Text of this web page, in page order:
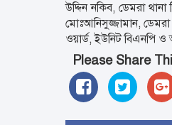
উদ্দিন নকিব, ডেমরা
মোঃআনিসুজ্জামান,
ওয়ার্ড, ইউনিট বিএনপি ও
Please Share